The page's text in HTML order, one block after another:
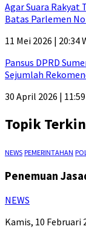
Agar Suara Rakyat
Batas Parlemen
11 Mei 2026 | 20:34
Pansus DPRD
Sejumlah
30 April 2026 |
Topik
NEWS PEMERINTAHAN
Penemuan
NEWS
Kamis, 10 Februari